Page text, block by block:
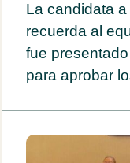
La candidata
recuerda al
fue
para aprobar